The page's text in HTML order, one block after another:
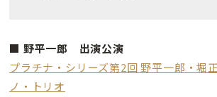
■ 野平一郎 出演公演
プラチナ・シリーズ第2回 野平一郎・堀
ノ・トリオ